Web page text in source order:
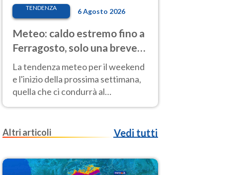
TENDENZA 6 Agosto 2026
Meteo: caldo estremo fino a
Ferragosto, solo una breve
pausa. Ecco dove
La tendenza meteo per il weekend
e l'inizio della prossima settimana,
quella che ci condurrà al
Ferragosto, vede ancora
Altri articoli
Vedi tutti